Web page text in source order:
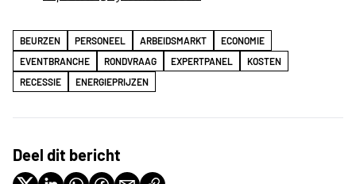
BEURZEN PERSONEEL ARBEIDSMARKT
ECONOMIE
EVENTBRANCHE
RONDVRAAG EXPERTPANEL
KOSTEN
RECESSIE
ENERGIEPRIJZEN
Deel dit bericht